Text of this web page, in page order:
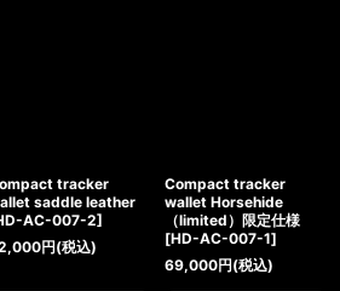
tracker
saddle leather
AC-007-2]
円(税込)
Compact tracker
wallet Horsehide
（limited）限定仕様
[HD-AC-007-1]
69,000円(税込)